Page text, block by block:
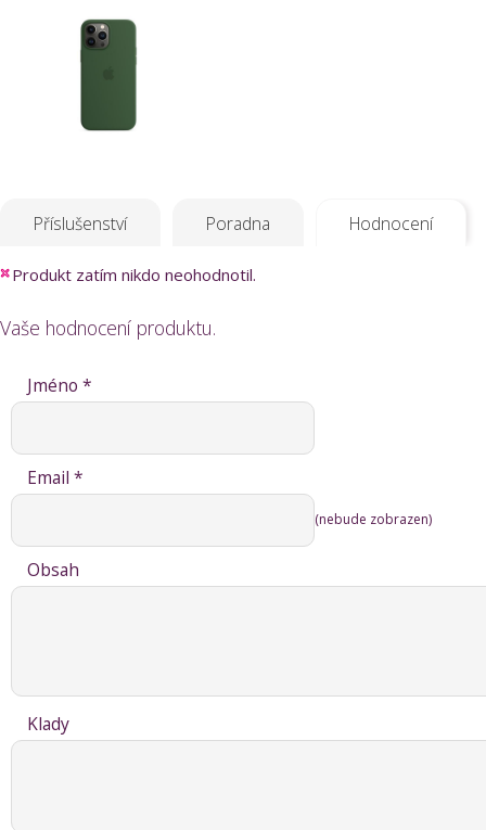
Příslušenství Poradna Hodnocení
Produkt zatím nikdo neohodnotil.
Vaše hodnocení produktu.
Jméno *
Email *
(nebude zobrazen)
Obsah
Klady